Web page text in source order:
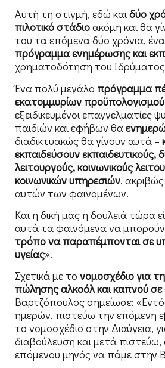
Αυτή τη στιγμή, εδώ καιδύο
πιλοτικό στάδιοακόμη και θα
του τα επόμενα δύο χρόνια,
πρόγραμμα ενημέρωσηςκαι
χρηματοδότηση του
Ένα πολύ μεγάλο πρόγραμμα
εκατομμυρίων προϋπολογισμού
εξειδικευμένοι επαγγελματίες
παιδιών και εφήβων θα
διαδικτυακώς θα γίνουν αυτά –
εκπαιδεύσουν εκπαιδευτικούς,
λειτουργούς, κοινωνικούς
κοινωνικών υπηρεσιών,
αυτών των φαινομένων.
Και η δική μας η δουλειά τώρα
αυτά τα φαινόμενα να
τρόπο να παραπέμπονται σε
υγείας».
Σχετικά με το νομοσχέδιο για
πώλησης αλκοόλ και καπνού σε
Βαρτζόπουλος σημείωσε:
ημερών, πιστεύω την επόμενη
το νομοσχέδιο στην Διαύγεια,
διαβούλευση και μετά πιστεύω,
επόμενου μηνός να πάμε στην